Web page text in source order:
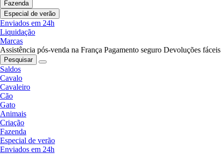
Fazenda
Especial de verão
Enviados em 24h
Liquidação
Marcas
Assistência pós-venda na França Pagamento seguro Devoluções fáceis
Pesquisar
Saldos
Cavalo
Cavaleiro
Cão
Gato
Animais
Criação
Fazenda
Especial de verão
Enviados em 24h